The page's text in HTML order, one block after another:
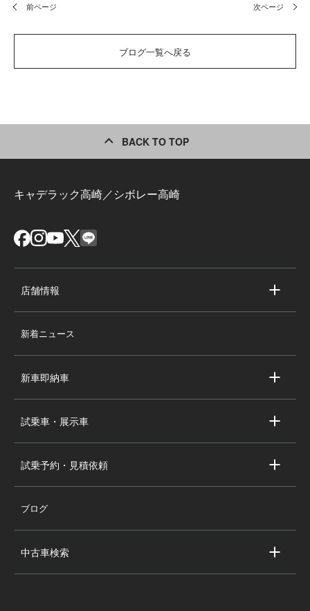
前ページ 次ページ
ブログ一覧へ戻る
BACK TO TOP
キャデラック高崎／シボレー高崎
店舗情報
スタッフ紹介
新着ニュース
新車即納車
シボレー新車即納車
試乗車・展示車
シボレー試乗車・展示車
試乗予約・見積依頼
試乗予約
ブログ
中古車検索